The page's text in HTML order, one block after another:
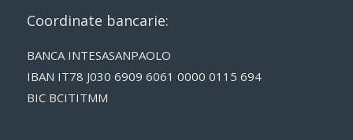
Coordinate bancarie:
BANCA INTESASANPAOLO
IBAN IT78 J030 6909 6061 0000 0115 694
BIC BCITITMM